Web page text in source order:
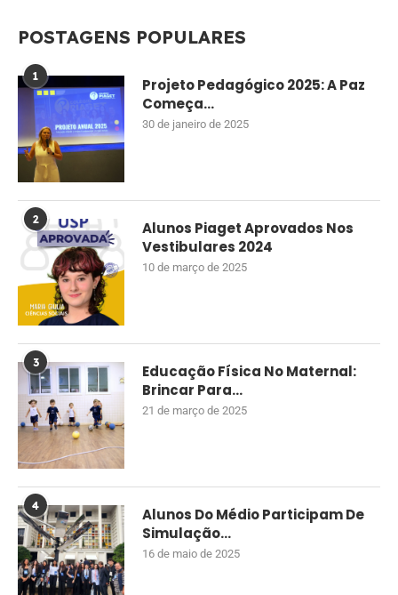
POSTAGENS POPULARES
1
Projeto Pedagógico 2025: A Paz
Começa...
30 de janeiro de 2025
2
Alunos Piaget Aprovados Nos
Vestibulares 2024
10 de março de 2025
3
Educação Física No Maternal:
Brincar Para...
21 de março de 2025
4
Alunos Do Médio Participam De
Simulação...
16 de maio de 2025